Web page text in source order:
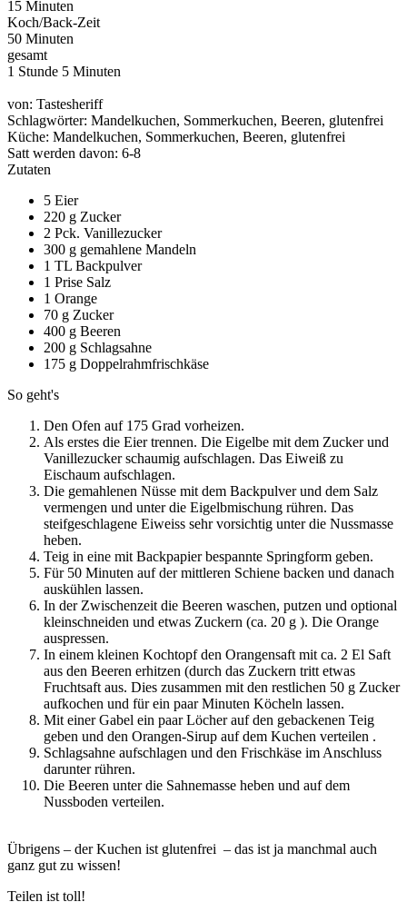
15 Minuten
Koch/Back-Zeit
50 Minuten
gesamt
1 Stunde 5 Minuten
von: Tastesheriff
Schlagwörter: Mandelkuchen, Sommerkuchen, Beeren, glutenfrei
Küche: Mandelkuchen, Sommerkuchen, Beeren, glutenfrei
Satt werden davon: 6-8
Zutaten
5 Eier
220 g Zucker
2 Pck. Vanillezucker
300 g gemahlene Mandeln
1 TL Backpulver
1 Prise Salz
1 Orange
70 g Zucker
400 g Beeren
200 g Schlagsahne
175 g Doppelrahmfrischkäse
So geht's
Den Ofen auf 175 Grad vorheizen.
Als erstes die Eier trennen. Die Eigelbe mit dem Zucker und
Vanillezucker schaumig aufschlagen. Das Eiweiß zu
Eischaum aufschlagen.
Die gemahlenen Nüsse mit dem Backpulver und dem Salz
vermengen und unter die Eigelbmischung rühren. Das
steifgeschlagene Eiweiss sehr vorsichtig unter die Nussmasse
heben.
Teig in eine mit Backpapier bespannte Springform geben.
Für 50 Minuten auf der mittleren Schiene backen und danach
auskühlen lassen.
In der Zwischenzeit die Beeren waschen, putzen und optional
kleinschneiden und etwas Zuckern (ca. 20 g ). Die Orange
auspressen.
In einem kleinen Kochtopf den Orangensaft mit ca. 2 El Saft
aus den Beeren erhitzen (durch das Zuckern tritt etwas
Fruchtsaft aus. Dies zusammen mit den restlichen 50 g Zucker
aufkochen und für ein paar Minuten Köcheln lassen.
Mit einer Gabel ein paar Löcher auf den gebackenen Teig
geben und den Orangen-Sirup auf dem Kuchen verteilen .
Schlagsahne aufschlagen und den Frischkäse im Anschluss
darunter rühren.
Die Beeren unter die Sahnemasse heben und auf dem
Nussboden verteilen.
Übrigens – der Kuchen ist glutenfrei – das ist ja manchmal auch
ganz gut zu wissen!
Teilen ist toll!